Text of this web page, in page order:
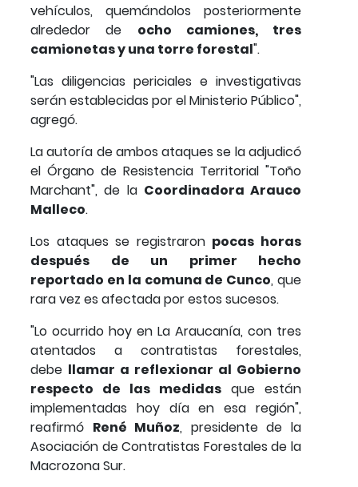
vehículos, quemándolos posteriormente
alrededor de ocho camiones, tres
camionetas y una torre forestal".
"Las diligencias periciales e investigativas
serán establecidas por el Ministerio Público",
agregó.
La autoría de ambos ataques se la adjudicó
el Órgano de Resistencia Territorial "Toño
Marchant", de la Coordinadora Arauco
Malleco.
Los ataques se registraron pocas horas
después de un primer hecho
reportado en la comuna de Cunco, que
rara vez es afectada por estos sucesos.
"Lo ocurrido hoy en La Araucanía, con tres
atentados a contratistas forestales,
debe llamar a reflexionar al Gobierno
respecto de las medidas que están
implementadas hoy día en esa región",
reafirmó René Muñoz, presidente de la
Asociación de Contratistas Forestales de la
Macrozona Sur.